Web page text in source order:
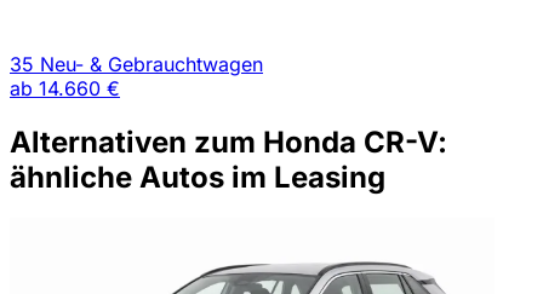
35 Neu- & Gebrauchtwagen
ab 14.660 €
Alternativen zum Honda CR-V:
ähnliche Autos im Leasing